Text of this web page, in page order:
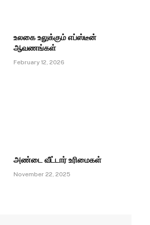
உலகை உலுக்கும் எப்ஸ்டீன்
ஆவணங்கள்
February 12, 2026
அண்டை வீட்டார் உரிமைகள்
November 22, 2025